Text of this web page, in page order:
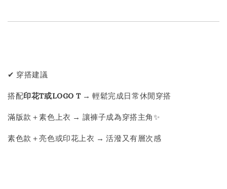
✔ 穿搭建議
搭配印花T或LOGO T→ 輕鬆完成日常休閒穿搭
滿版款＋素色上衣 → 讓褲子成為穿搭主角✨
素色款＋亮色或印花上衣 → 活潑又有層次感